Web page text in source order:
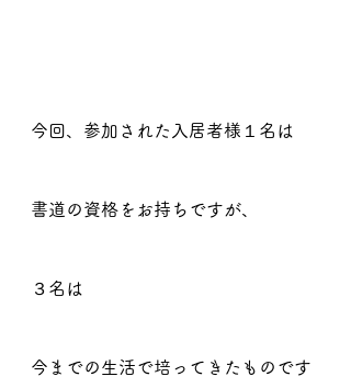
今回、参加された入居者様１名は
書道の資格をお持ちですが、
３名は
今までの生活で培ってきたものです